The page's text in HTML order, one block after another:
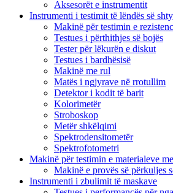
Aksesorët e instrumentit
Instrumenti i testimit të lëndës së
Makinë për testimin e
Testues i përthithjes së bojës
Tester për lëkurën e diskut
Testues i bardhësisë
Makinë me rul
Matës i ngjyrave në rrotullim
Detektor i kodit të barit
Kolorimetër
Stroboskop
Metër shkëlqimi
Spektrodensitometër
Spektrofotometri
Makinë për testimin e materialeve
Makinë e provës së përkuljes
Instrumenti i zbulimit të maskave